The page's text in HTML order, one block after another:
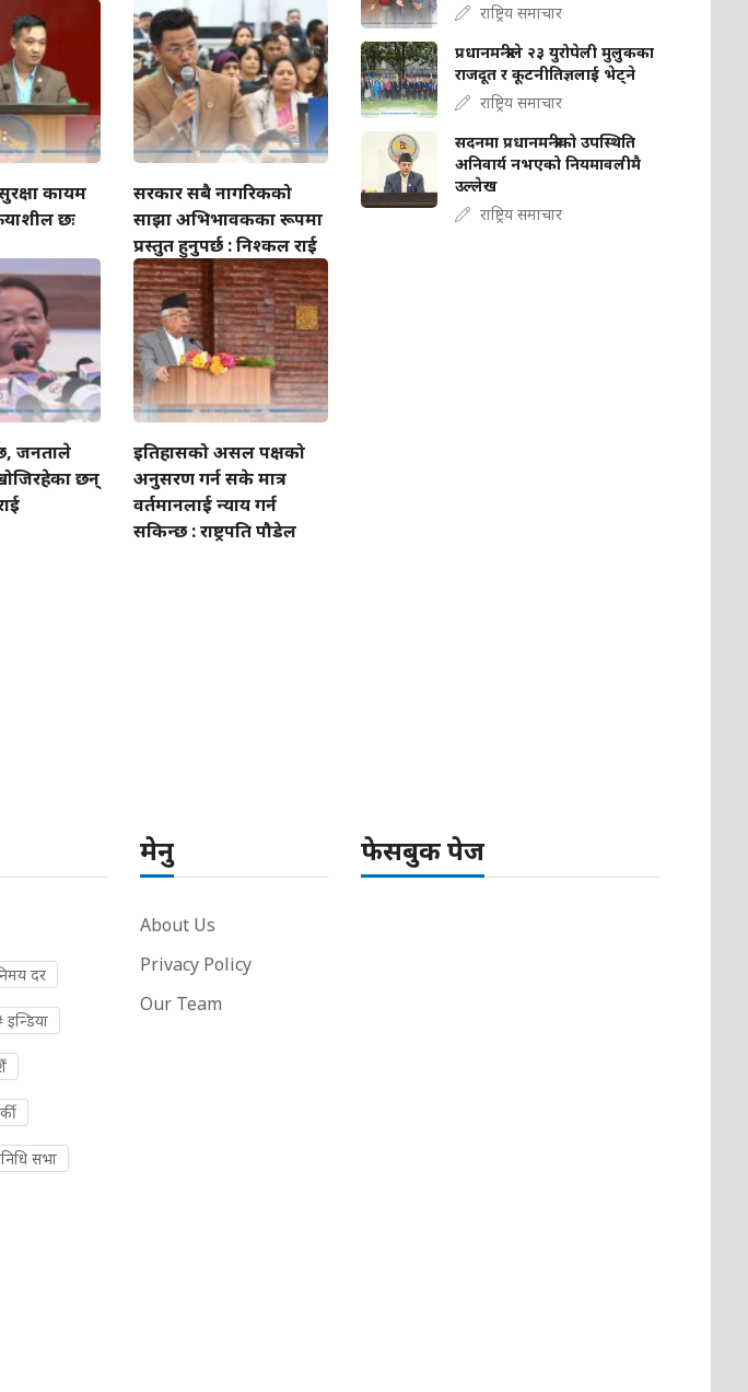
कायम
छः
सरकार सबै नागरिकको
साझा अभिभावकका रूपमा
प्रस्तुत हुनुपर्छ : निश्कल राई
जनताले
छन्
इतिहासको असल पक्षको
अनुसरण गर्न सके मात्र
वर्तमानलाई न्याय गर्न
सकिन्छ : राष्ट्रपति पौडेल
राष्ट्रिय समाचार
प्रधानमन्त्रीले २३ युरोपेली मुलुकका
राजदूत र कूटनीतिज्ञलाई भेट्ने
राष्ट्रिय समाचार
सदनमा प्रधानमन्त्रीको उपस्थिति
अनिवार्य नभएको नियमावलीमै
उल्लेख
राष्ट्रिय समाचार
दर
इन्डिया
सभा
मेनु
About Us
Privacy Policy
Our Team
फेसबुक पेज